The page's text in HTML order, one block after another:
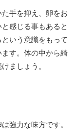
手を抑え、卵をお
感じる事もあると
いう意識をもって
す。体の中から綺
ましょう。
強力な味方です。